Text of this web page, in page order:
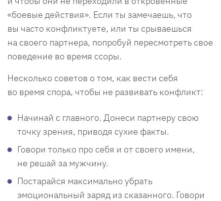
«боевые действия». Если ты замечаешь, что
вы часто конфликтуете, или ты срываешься
на своего партнера, попробуй пересмотреть свое
поведение во время ссоры.
Несколько советов о том, как вести себя
во время спора, чтобы не развивать конфликт:
Начинай с главного. Донеси партнеру свою
точку зрения, приводя сухие факты.
Говори только про себя и от своего имени,
не решай за мужчину.
Постарайся максимально убрать
эмоциональный заряд из сказанного. Говори